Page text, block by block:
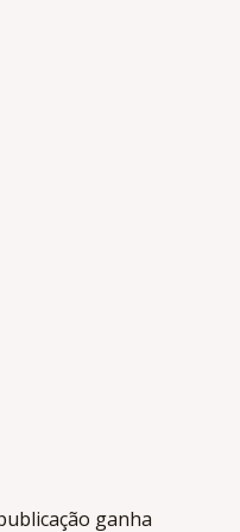
ganha